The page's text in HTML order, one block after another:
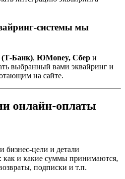
системы мы
Банк), ЮMoney, Сбер и
выбранный вами эквайринг и
на сайте.
онлайн-оплаты
цели и детали
как и какие суммы принимаются,
подписки и т.п.